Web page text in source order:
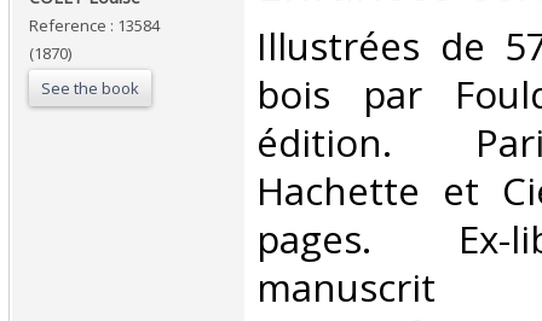
Reference : 13584
(1870)
See the book
‎Illustrées de
bois par
édition.
Hachette et
pages. Ex-